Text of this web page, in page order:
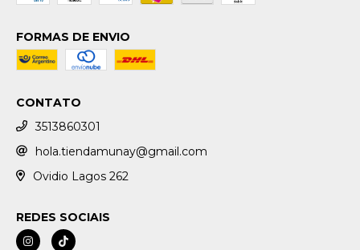
FORMAS DE ENVIO
CONTATO
3513860301
hola.tiendamunay@gmail.com
Ovidio Lagos 262
REDES SOCIAIS